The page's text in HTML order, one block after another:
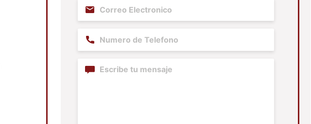
Email (Required)
Phone (Required)
Content